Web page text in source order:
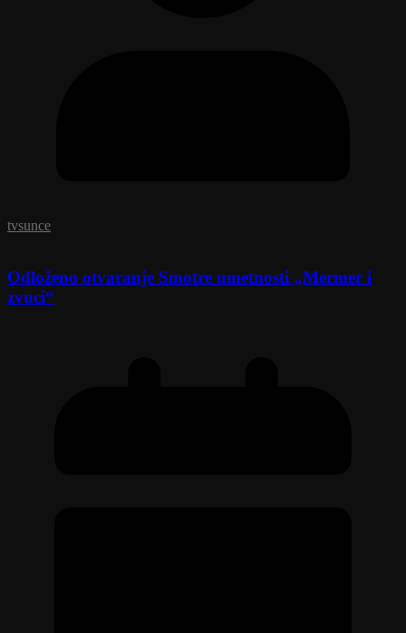
tvsunce
Odloženo otvaranje Smotre umetnosti „Mermer i
zvuci“